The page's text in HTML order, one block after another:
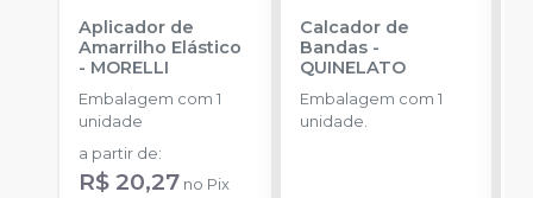
Aplicador de
Amarrilho Elástico
- MORELLI
Embalagem com 1
unidade
a partir de:
R$ 20,27 no Pix
Calcador de
Bandas-
QUINELATO
Embalagem com 1
unidade.